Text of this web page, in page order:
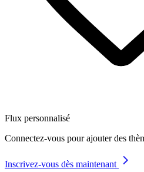
Flux personnalisé
Connectez-vous pour ajouter des
Inscrivez-vous dès maintenant